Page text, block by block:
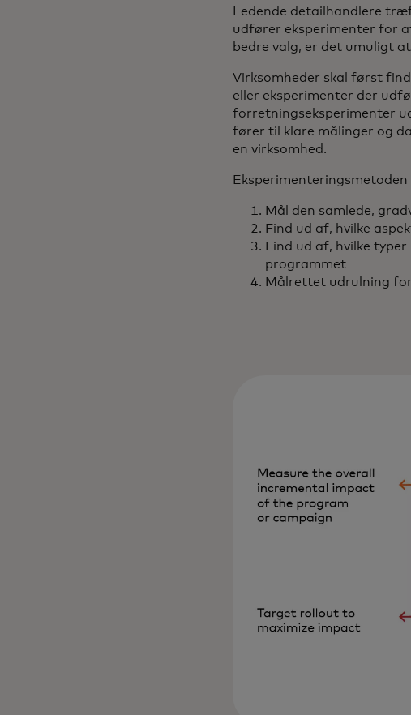
Ledende detailhandlere
udfører eksperimenter for
bedre valg, er det umuligt
Virksomheder skal først
eller eksperimenter der
forretningseksperimenter
fører til klare målinger og
en virksomhed.
Eksperimenteringsmetoden
Mål den samlede,
Find ud af, hvilke
Find ud af, hvilke
programmet
Målrettet udrulning